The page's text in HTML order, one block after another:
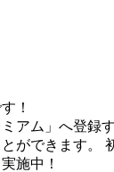
！
アム」へ登録
ができます。
施中！